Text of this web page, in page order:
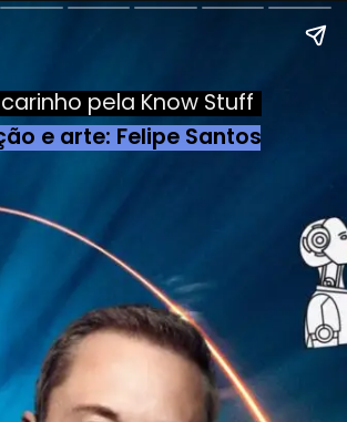
e arte: Felipe Santos
pela Know Stuff